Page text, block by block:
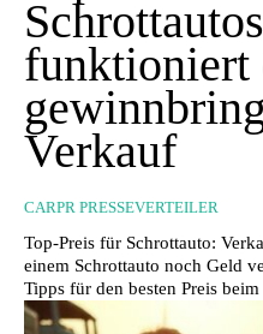
funktioniert
Verkauf
CARPR PRESSEVERTEILER
Top-Preis für Schrottauto:
einem Schrottauto noch Geld
Tipps für den besten Preis